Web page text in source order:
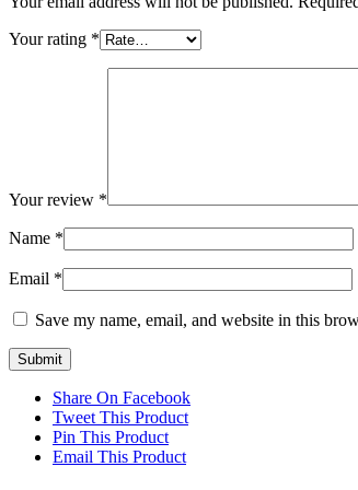
Your rating *
Your review *
Name *
Email *
Save my name, email, and website in this
Share On Facebook
Tweet This Product
Pin This Product
Email This Product